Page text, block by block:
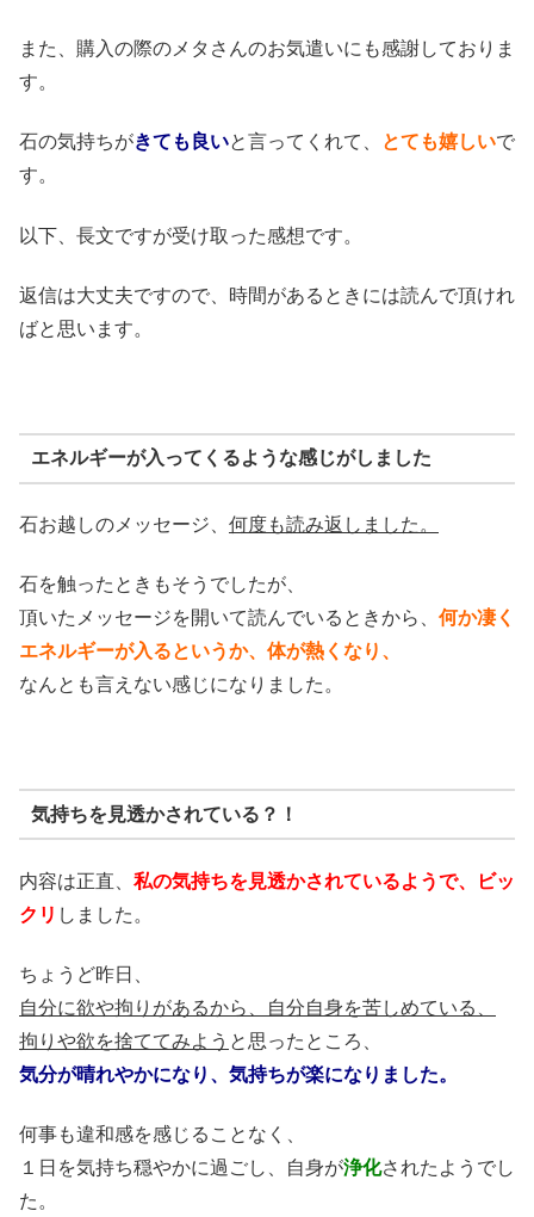
また、購入の際のメタさんのお気遣いにも感謝しておりま
す。
石の気持ちがきても良いと言ってくれて、 とても嬉しいで
す。
以下、長文ですが受け取った感想です。
返信は大丈夫ですので、時間があるときには読んで頂けれ
ばと思います。
エネルギーが入ってくるような感じがしました
石お越しのメッセージ、 何度も読み返しました。
石を触ったときもそうでしたが、
頂いたメッセージを開いて読んでいるときから、 何か凄く
エネルギーが入るというか、体が熱くなり、
なんとも言えない感じになりました。
気持ちを見透かされている？！
内容は正直、 私の気持ちを見透かされているようで、ビッ
クリ しました。
ちょうど昨日、
自分に欲や拘りがあるから、自分自身を苦しめている、
拘りや欲を捨ててみよう と思ったところ、
気分が晴れやかになり、気持ちが楽になりました。
何事も違和感を感じることなく、
１日を気持ち穏やかに過ごし、自身が浄化されたようでし
た。